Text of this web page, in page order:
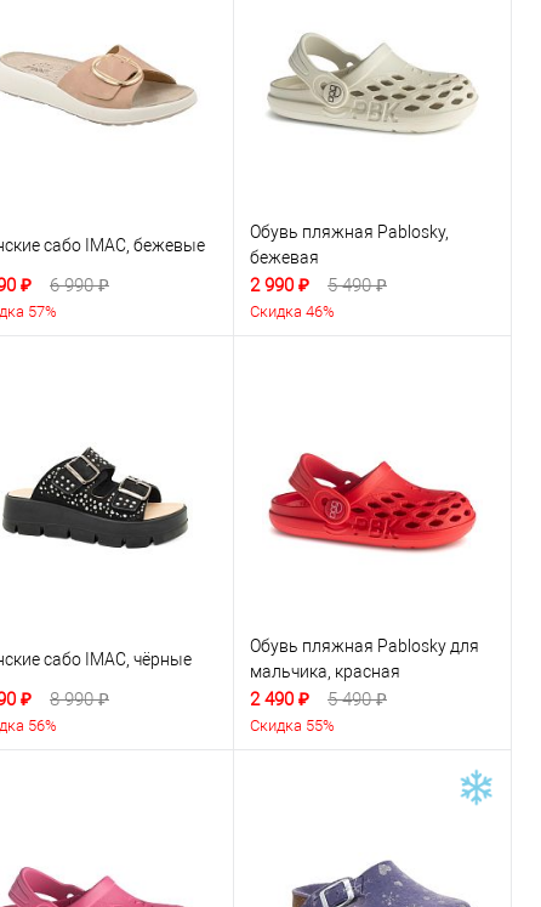
сабо IMAC, бежевые
₽ 6 990 ₽
57%
Обувь пляжная Pablosky,
бежевая
2 990 ₽ 5 490 ₽
Скидка 46%
сабо IMAC, чёрные
₽ 8 990 ₽
56%
Обувь пляжная Pablosky для
мальчика, красная
2 490 ₽ 5 490 ₽
Скидка 55%